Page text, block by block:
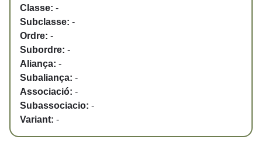
Classe: -
Subclasse: -
Ordre: -
Subordre: -
Aliança: -
Subaliança: -
Associació: -
Subassociacio: -
Variant: -